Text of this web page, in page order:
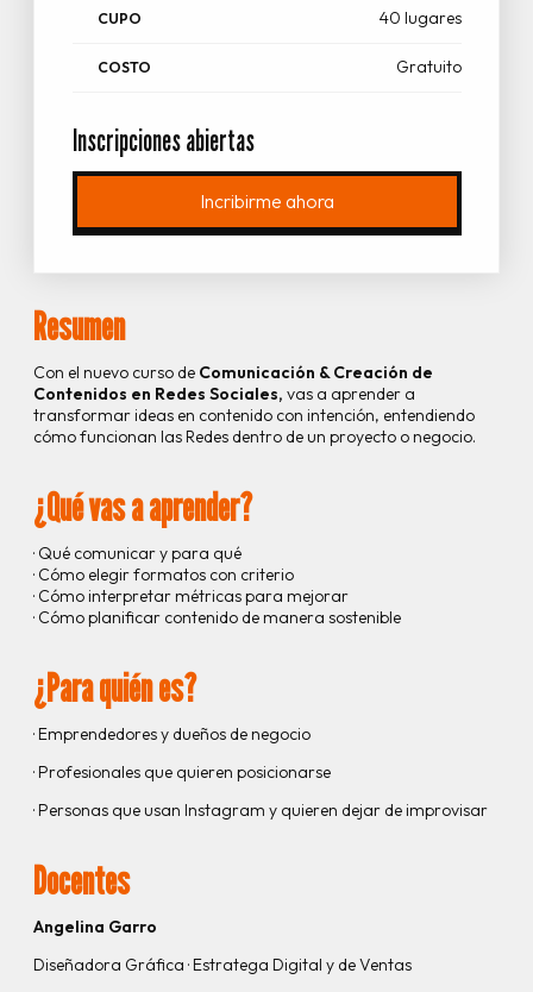
CUPO 40 lugares
COSTO Gratuito
Inscripciones abiertas
Incribirme ahora
Resumen
Con el nuevo curso de Comunicación & Creación de
Contenidos en Redes Sociales, vas a aprender a
transformar ideas en contenido con intención, entendiendo
cómo funcionan las Redes dentro de un proyecto o negocio.
¿Qué vas a aprender?
· Qué comunicar y para qué
· Cómo elegir formatos con criterio
· Cómo interpretar métricas para mejorar
· Cómo planificar contenido de manera sostenible
¿Para quién es?
· Emprendedores y dueños de negocio
· Profesionales que quieren posicionarse
· Personas que usan Instagram y quieren dejar de improvisar
Docentes
Angelina Garro
Diseñadora Gráfica · Estratega Digital y de Ventas